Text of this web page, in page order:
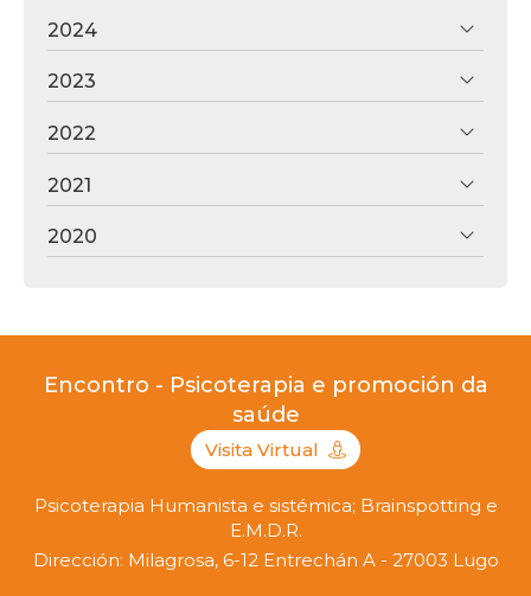
2024
2023
2022
2021
2020
Encontro - Psicoterapia e promoción da
saúde
Visita Virtual
Psicoterapia Humanista e sistémica; Brainspotting e
E.M.D.R.
Dirección: Milagrosa, 6-12 Entrechán A - 27003 Lugo